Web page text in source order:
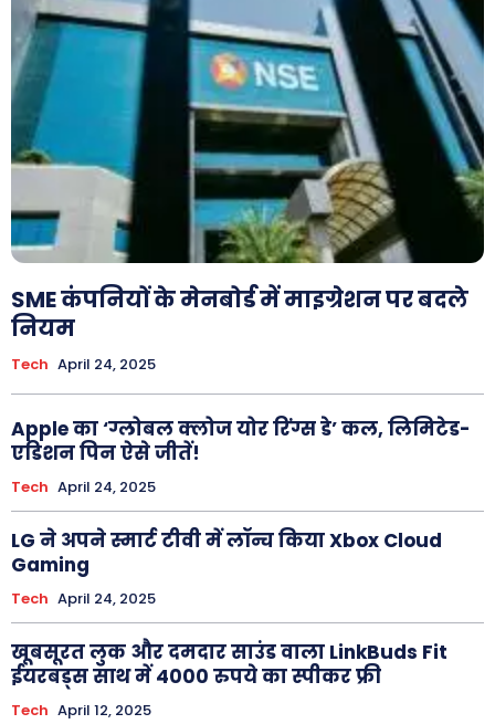
SME कंपनियों के मेनबोर्ड में माइग्रेशन पर बदले
नियम
Tech April 24, 2025
Apple का ‘ग्लोबल क्लोज योर रिंग्स डे’ कल, लिमिटेड-
एडिशन पिन ऐसे जीतें!
Tech April 24, 2025
LG ने अपने स्मार्ट टीवी में लॉन्च किया Xbox Cloud
Gaming
Tech April 24, 2025
खूबसूरत लुक और दमदार साउंड वाला LinkBuds Fit
ईयरबड्स साथ में 4000 रुपये का स्पीकर फ्री
Tech April 12, 2025